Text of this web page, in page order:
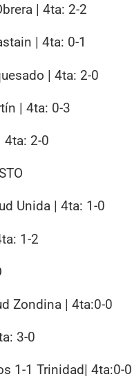
| 4ta: 2-2
| 4ta: 0-1
| 4ta: 2-0
| 4ta: 0-3
4ta: 2-0
Unida | 4ta: 1-0
1-2
Zondina | 4ta:0-0
3-0
1-1 Trinidad| 4ta:0-0